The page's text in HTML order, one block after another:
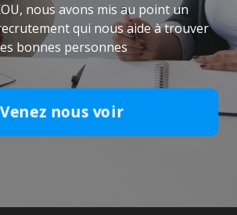
nous avons mis au point un
qui nous aide à trouver
bonnes personnes
Venez nous voir